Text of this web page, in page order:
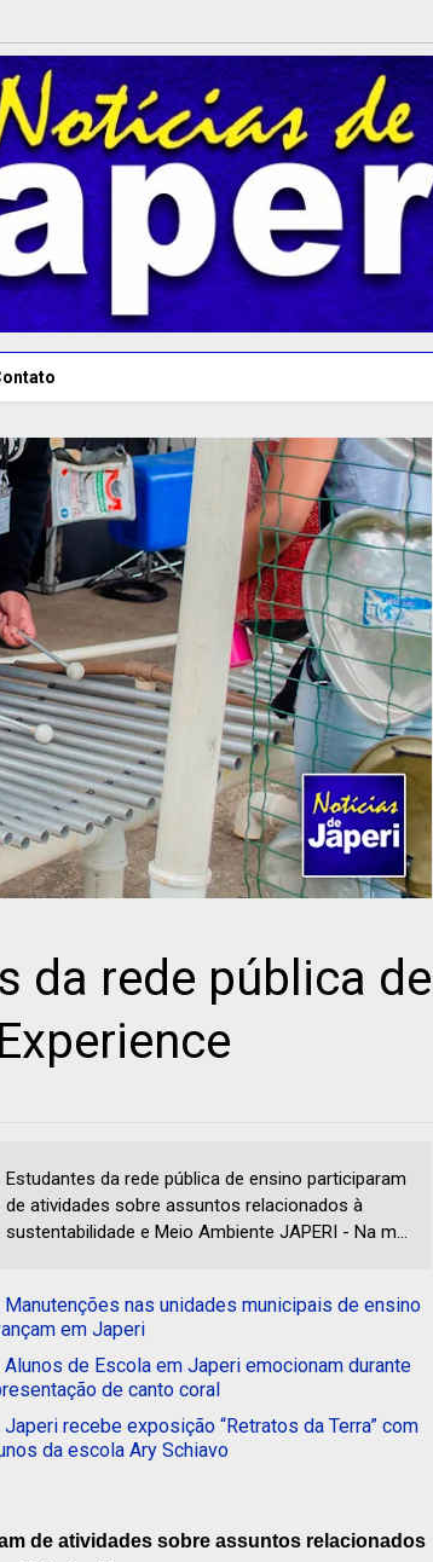
da rede pública de
Estudantes da rede pública de ensino participaram
de atividades sobre assuntos relacionados à
sustentabilidade e Meio Ambiente JAPERI - Na m...
Manutenções nas unidades municipais de ensino
em Japeri
Alunos de Escola em Japeri emocionam durante
de canto coral
Japeri recebe exposição “Retratos da Terra” com
da escola Ary Schiavo
de atividades sobre assuntos relacionados